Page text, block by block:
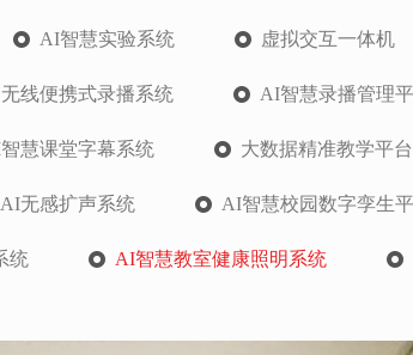
AI智慧实验系统 虚拟交互一体机
无线便携式录播系统 AI智慧录播管理
慧课堂字幕系统 大数据精准教学平台
无感扩声系统 AI智慧校园数字孪生
统 AI智慧教室健康照明系统